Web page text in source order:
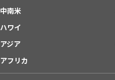
中南米
ハワイ
アジア
アフリカ